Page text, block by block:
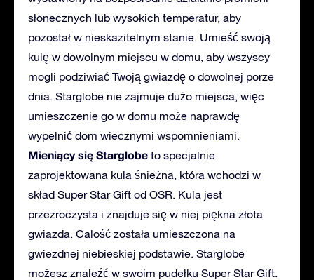
słonecznych lub wysokich temperatur, aby
pozostał w nieskazitelnym stanie. Umieść swoją
kulę w dowolnym miejscu w domu, aby wszyscy
mogli podziwiać Twoją gwiazdę o dowolnej porze
dnia. Starglobe nie zajmuje dużo miejsca, więc
umieszczenie go w domu może naprawdę
wypełnić dom wiecznymi wspomnieniami.
Mieniący się Starglobe to specjalnie
zaprojektowana kula śnieżna, która wchodzi w
skład Super Star Gift od OSR. Kula jest
przezroczysta i znajduje się w niej piękna złota
gwiazda. Calość została umieszczona na
gwiezdnej niebieskiej podstawie. Starglobe
możesz znaleźć w swoim pudełku Super Star Gift.